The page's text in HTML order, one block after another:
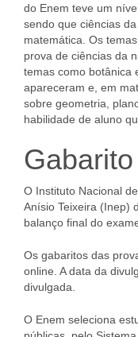
do Enem teve um
sendo que ciências
matemática. Os
prova de ciências da
temas como botânica
apareceram e, em
sobre geometria,
habilidade de aluno
Gabarito
O Instituto Nacional
Anísio Teixeira (Inep)
balanço final do
Os gabaritos das
online. A data da
divulgada.
O Enem seleciona